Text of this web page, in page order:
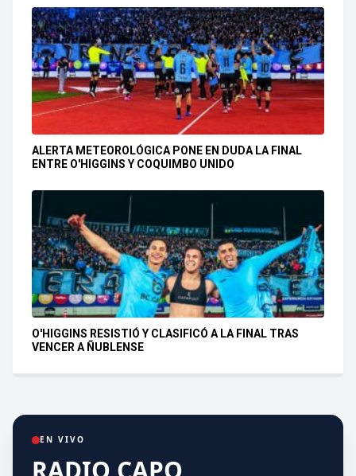
ALERTA METEOROLÓGICA PONE EN DUDA LA FINAL
ENTRE O'HIGGINS Y COQUIMBO UNIDO
O'HIGGINS RESISTIÓ Y CLASIFICÓ A LA FINAL TRAS
VENCER A ÑUBLENSE
EN VIVO